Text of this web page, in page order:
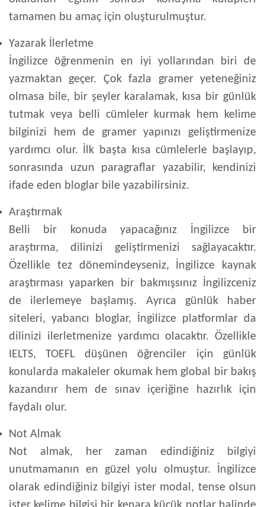
tamamen bu amaç için oluşturulmuştur.
Yazarak İlerletme
İngilizce öğrenmenin en iyi yollarından biri de
yazmaktan geçer. Çok fazla gramer yeteneğiniz
olmasa bile, bir şeyler karalamak, kısa bir günlük
tutmak veya belli cümleler kurmak hem kelime
bilginizi hem de gramer yapınızı geliştirmenize
yardımcı olur. İlk başta kısa cümlelerle başlayıp,
sonrasında uzun paragraflar yazabilir, kendinizi
ifade eden bloglar bile yazabilirsiniz.
Araştırmak
Belli bir konuda yapacağınız İngilizce bir
araştırma, dilinizi geliştirmenizi sağlayacaktır.
Özellikle tez dönemindeyseniz, İngilizce kaynak
araştırması yaparken bir bakmışsınız İngilizceniz
de ilerlemeye başlamış. Ayrıca günlük haber
siteleri, yabancı bloglar, İngilizce platformlar da
dilinizi ilerletmenize yardımcı olacaktır. Özellikle
IELTS, TOEFL düşünen öğrenciler için günlük
konularda makaleler okumak hem global bir bakış
kazandırır hem de sınav içeriğine hazırlık için
faydalı olur.
Not Almak
Not almak, her zaman edindiğiniz bilgiyi
unutmamanın en güzel yolu olmuştur. İngilizce
olarak edindiğiniz bilgiyi ister modal, tense olsun